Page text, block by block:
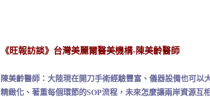
《旺報訪談》台灣美麗爾醫美機構-陳美齡醫師
陳美齡醫師：大陸現在開刀手術經驗豐富、儀器設備也可以
精緻化、著重每個環節的SOP流程，未來怎麼讓兩岸資源互